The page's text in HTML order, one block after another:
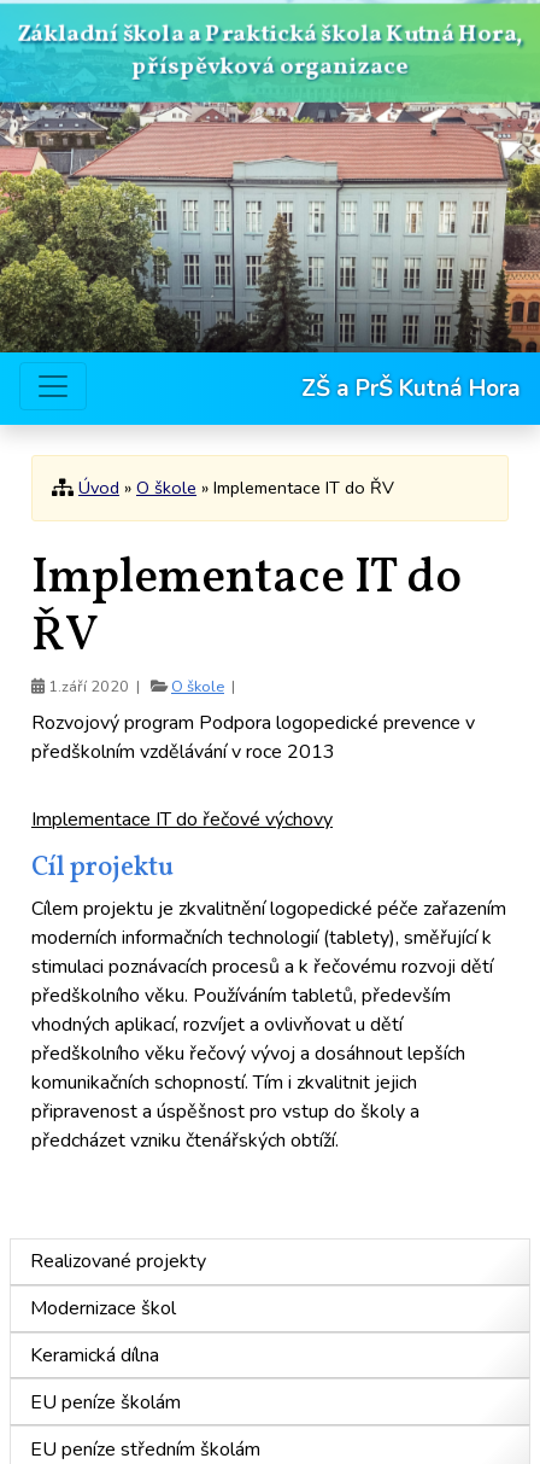
Základní škola a Praktická škola Kutná Hora,
příspěvková organizace
ZŠ a PrŠ Kutná Hora
Úvod » O škole » Implementace IT do ŘV
Implementace IT do
ŘV
1.září 2020 | O škole |
Rozvojový program Podpora logopedické prevence v
předškolním vzdělávání v roce 2013
Implementace IT do řečové výchovy
Cíl projektu
Cílem projektu je zkvalitnění logopedické péče zařazením
moderních informačních technologií (tablety), směřující k
stimulaci poznávacích procesů a k řečovému rozvoji dětí
předškolního věku. Používáním tabletů, především
vhodných aplikací, rozvíjet a ovlivňovat u dětí
předškolního věku řečový vývoj a dosáhnout lepších
komunikačních schopností. Tím i zkvalitnit jejich
připravenost a úspěšnost pro vstup do školy a
předcházet vzniku čtenářských obtíží.
Realizované projekty
Modernizace škol
Keramická dílna
EU peníze školám
EU peníze středním školám